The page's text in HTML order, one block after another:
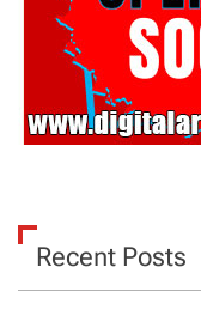
Recent Posts